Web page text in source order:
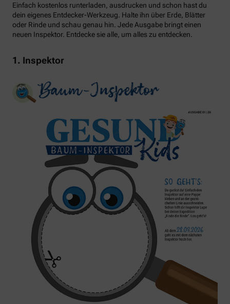
Einfach kostenlos runterladen, ausdrucken und schon hast du
dein eigenes Entdecker-Werkzeug. Halte ihn über Erde, Blätter
oder Rinde und schau genau hin. Jede Ausgabe bringt einen
neuen Inspektor. Entdecke sie alle, um alles zu entdecken.
1. Inspektor